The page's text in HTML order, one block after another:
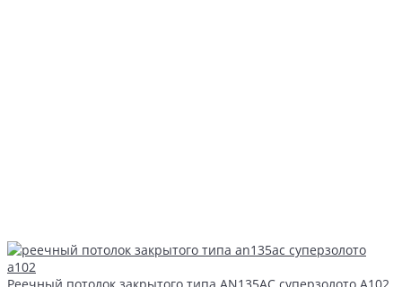
Реечный потолок закрытого типа AN135AС суперзолото А102